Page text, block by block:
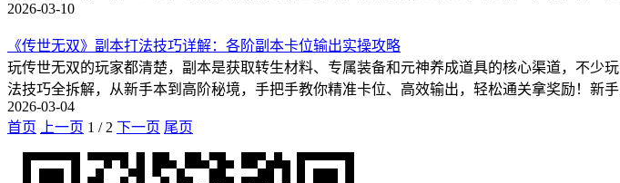
2026-03-10
《传世无双》副本打法技巧详解：各阶副本卡位输出实操攻略
玩传世无双的玩家都清楚，副本是获取转生材料、专属装备和元神养成道具的核心渠道，不
法技巧全拆解，从新手本到高阶秘境，手把手教你精准卡位、高效输出，轻松通关拿奖励！新
2026-03-04
首页
上一页 1 / 2 下一页 尾页